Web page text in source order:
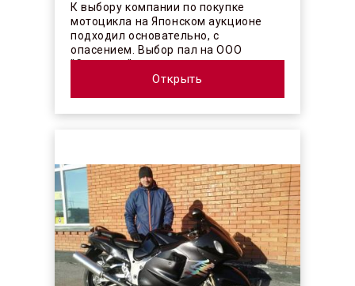
К выбору компании по покупке
мотоцикла на Японском аукционе
подходил основательно, с
опасением. Выбор пал на ООО
"Синергос" после изучения отзывов в
Открыть